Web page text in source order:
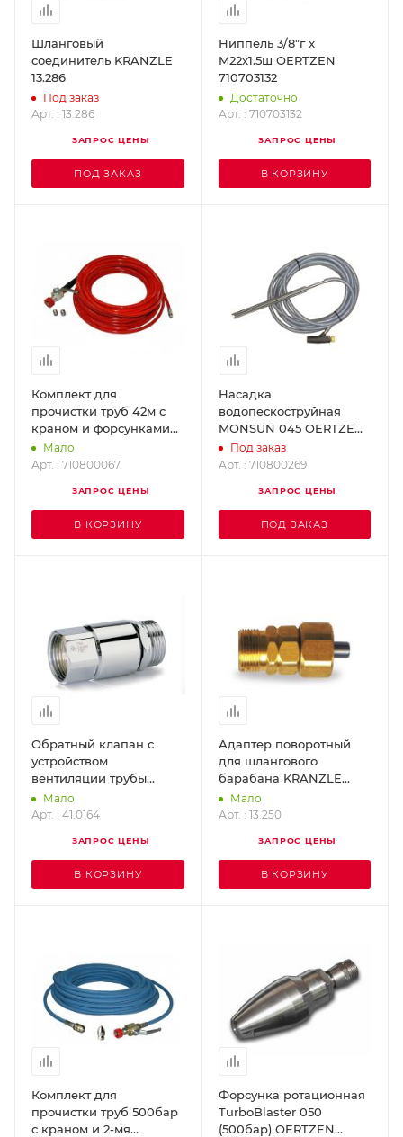
Шланговый
соединитель KRANZLE
13.286
Под заказ
Арт. : 13.286
ЗАПРОС ЦЕНЫ
ПОД ЗАКАЗ
Ниппель 3/8"г x
M22x1.5ш OERTZEN
710703132
Достаточно
Арт. : 710703132
ЗАПРОС ЦЕНЫ
В КОРЗИНУ
Комплект для
прочистки труб 42м с
краном и форсунками
для 312Profi OERTZEN
710800067
Мало
Арт. : 710800067
ЗАПРОС ЦЕНЫ
В КОРЗИНУ
Насадка
водопескоструйная
MONSUN 045 OERTZEN
710800269
Под заказ
Арт. : 710800269
ЗАПРОС ЦЕНЫ
ПОД ЗАКАЗ
Обратный клапан с
устройством
вентиляции трубы
KRANZLE 41.0164
Мало
Арт. : 41.0164
ЗАПРОС ЦЕНЫ
В КОРЗИНУ
Адаптер поворотный
для шлангового
барабана KRANZLE
13.250
Мало
Арт. : 13.250
ЗАПРОС ЦЕНЫ
В КОРЗИНУ
Комплект для
прочистки труб 500бар
с краном и 2-мя
Форсунка ротационная
TurboBlaster 050
(500бар) OERTZEN